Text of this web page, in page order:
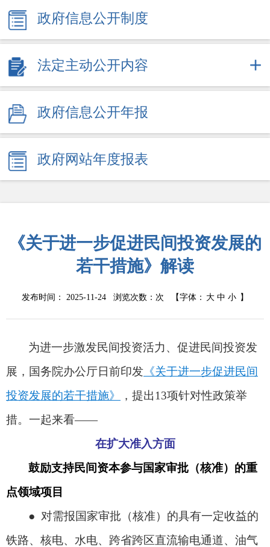
政府信息公开制度
法定主动公开内容
政府信息公开年报
政府网站年度报表
《关于进一步促进民间投资发展的
若干措施》解读
发布时间： 2025-11-24 浏览次数： 次 【字体： 大 中 小 】
为进一步激发民间投资活力、促进民间投资发
展，国务院办公厅日前印发 《关于进一步促进民间
投资发展的若干措施》
，提出13项针对性政策举
措。一起来看——
在扩大准入方面
鼓励支持民间资本参与国家审批（核准）的重
点领域项目
● 对需报国家审批（核准）的具有一定收益的
铁路、核电、水电、跨省跨区直流输电通道、油气